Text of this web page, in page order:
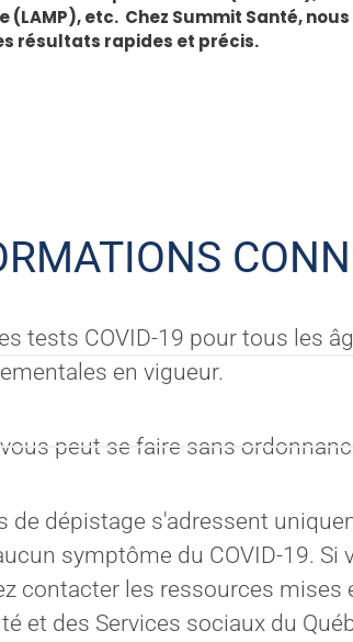
etc. Chez Summit Santé,
résultats rapides et précis.
tests COVID-19 pour tous les
en vigueur.
peut se faire sans
de dépistage s'adressent
symptôme du COVID-19. Si
contacter les ressources mises
et des Services sociaux du